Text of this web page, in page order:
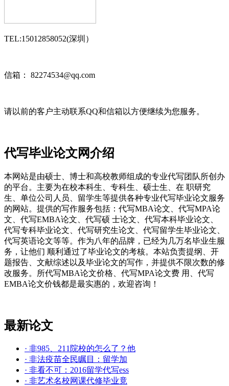
TEL:15012858052(深圳）
信箱： 82274534@qq.com
请以前的客户主动联系QQ和信箱以方便继续为您服务。
代写毕业论文网介绍
本网站是由硕士、博士和高校教师组成的专业代写团队所创办
的平台。主要为在校本科生、专科生、硕士生、在 职研究
生、单位公司人员、留学生等提供各种专业代写毕业论文服务
的网站。提供的写作服务包括：代写MBA论文、代写MPA论
文、代写EMBA论文、代写硕 士论文、代写本科毕业论文、
代写专科毕业论文、代写研究生论文、代写留学生毕业论文、
代写英语论文等等。作为八年的品牌，已经为几万名毕业生服
务，让他们 顺利通过了毕业论文的考核。本站负责提纲、开
题报告、文献综述以及毕业论文的写作，并提供不限次数的修
改服务。所代写MBA论文价格、代写MPA论文费 用、代写
EMBA论文价钱都是最实惠的，欢迎咨询！
最新论文
· 非985、211院校的怎么了？他
· 非法疫苗全民瞩目：留学加
· 非看不可：2016留学代写ess
· 非艺术名校网课代修毕业竟